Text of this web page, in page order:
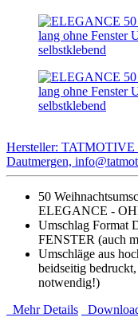
Hersteller: TATMOTIVE
Dautmergen,
50
ELEGANCE -
Umschlag Format
FENSTER (auch
Umschläge aus
beidseitig
notwendig!)
Mehr Details